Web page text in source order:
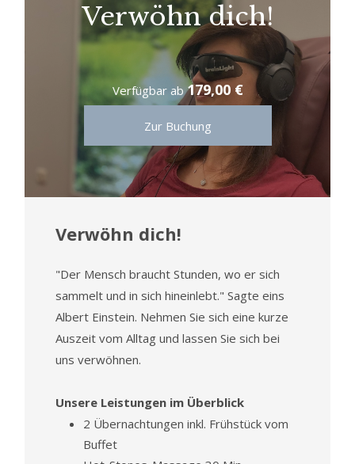
Verwöhn dich!
Verfügbar ab179,00 €
Zur Buchung
Verwöhn dich!
"Der Mensch braucht Stunden, wo er sich
sammelt und in sich hineinlebt." Sagte eins
Albert Einstein. Nehmen Sie sich eine kurze
Auszeit vom Alltag und lassen Sie sich bei
uns verwöhnen.
Unsere Leistungen im Überblick
2 Übernachtungen inkl. Frühstück vom
Buffet